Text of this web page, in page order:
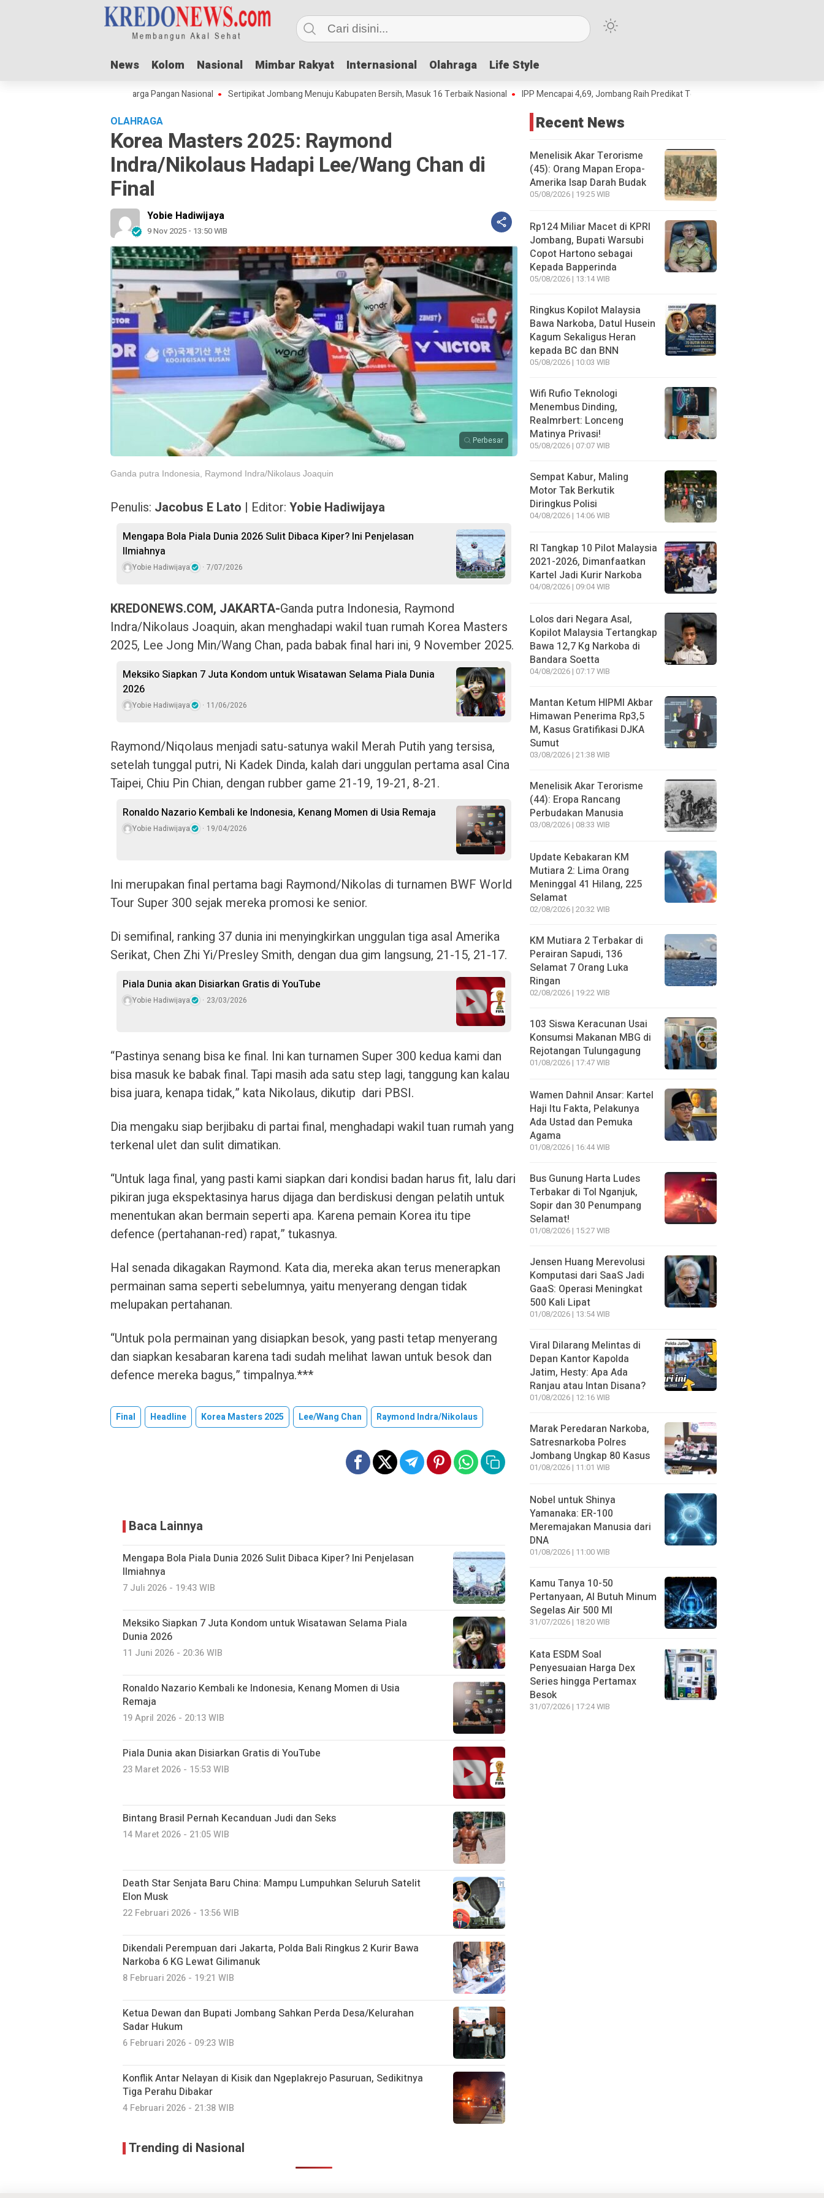
News Kolom Nasional Mimbar Rakyat Internasional Olahraga Life Style
News Kolom Nasional Mimbar Rakyat Internasional Olahraga Life Style
Adha Dorong Lonjakan Harga Pangan Nasional Sertipikat Jombang Menuju Kabupaten Bersih, Masuk 16 Terbaik Nasional IPP Mencapai 4,69, Jombang Raih Predikat Terbaik Jawa Timur dan Peringkat III Nasional
OLAHRAGA
Korea Masters 2025: Raymond
Indra/Nikolaus Hadapi Lee/Wang Chan di
Final
Yobie Hadiwijaya
9 Nov 2025 - 13:50 WIB
Perbesar
Ganda putra Indonesia, Raymond Indra/Nikolaus Joaquin
Penulis: Jacobus E Lato | Editor: Yobie Hadiwijaya
Mengapa Bola Piala Dunia 2026 Sulit Dibaca Kiper? Ini Penjelasan
Ilmiahnya
Yobie Hadiwijaya 7/07/2026
KREDONEWS.COM, JAKARTA-Ganda putra Indonesia, Raymond
Indra/Nikolaus Joaquin, akan menghadapi wakil tuan rumah Korea Masters
2025, Lee Jong Min/Wang Chan, pada babak final hari ini, 9 November 2025.
Meksiko Siapkan 7 Juta Kondom untuk Wisatawan Selama Piala Dunia
2026
Yobie Hadiwijaya 11/06/2026
Raymond/Niqolaus menjadi satu-satunya wakil Merah Putih yang tersisa,
setelah tunggal putri, Ni Kadek Dinda, kalah dari unggulan pertama asal Cina
Taipei, Chiu Pin Chian, dengan rubber game 21-19, 19-21, 8-21.
Ronaldo Nazario Kembali ke Indonesia, Kenang Momen di Usia Remaja
Yobie Hadiwijaya 19/04/2026
Ini merupakan final pertama bagi Raymond/Nikolas di turnamen BWF World
Tour Super 300 sejak mereka promosi ke senior.
Di semifinal, ranking 37 dunia ini menyingkirkan unggulan tiga asal Amerika
Serikat, Chen Zhi Yi/Presley Smith, dengan dua gim langsung, 21-15, 21-17.
Piala Dunia akan Disiarkan Gratis di YouTube
Yobie Hadiwijaya 23/03/2026
“Pastinya senang bisa ke final. Ini kan turnamen Super 300 kedua kami dan
bisa masuk ke babak final. Tapi masih ada satu step lagi, tanggung kan kalau
bisa juara, kenapa tidak,” kata Nikolaus, dikutip dari PBSI.
Dia mengaku siap berjibaku di partai final, menghadapi wakil tuan rumah yang
terkenal ulet dan sulit dimatikan.
“Untuk laga final, yang pasti kami siapkan dari kondisi badan harus fit, lalu dari
pikiran juga ekspektasinya harus dijaga dan berdiskusi dengan pelatih untuk
menentukan akan bermain seperti apa. Karena pemain Korea itu tipe
defence (pertahanan-red) rapat,” tukasnya.
Hal senada dikagakan Raymond. Kata dia, mereka akan terus menerapkan
permainan sama seperti sebelumnya, yaitu menyerang dengan tidak
melupakan pertahanan.
“Untuk pola permainan yang disiapkan besok, yang pasti tetap menyerang
dan siapkan kesabaran karena tadi sudah melihat lawan untuk besok dan
defence mereka bagus,” timpalnya.***
Final Headline Korea Masters 2025 Lee/Wang Chan Raymond Indra/Nikolaus
Baca Lainnya
Mengapa Bola Piala Dunia 2026 Sulit Dibaca Kiper? Ini Penjelasan
Ilmiahnya
7 Juli 2026 - 19:43 WIB
Meksiko Siapkan 7 Juta Kondom untuk Wisatawan Selama Piala
Dunia 2026
11 Juni 2026 - 20:36 WIB
Ronaldo Nazario Kembali ke Indonesia, Kenang Momen di Usia
Remaja
19 April 2026 - 20:13 WIB
Piala Dunia akan Disiarkan Gratis di YouTube
23 Maret 2026 - 15:53 WIB
Bintang Brasil Pernah Kecanduan Judi dan Seks
14 Maret 2026 - 21:05 WIB
Death Star Senjata Baru China: Mampu Lumpuhkan Seluruh Satelit
Elon Musk
22 Februari 2026 - 13:56 WIB
Dikendali Perempuan dari Jakarta, Polda Bali Ringkus 2 Kurir Bawa
Narkoba 6 KG Lewat Gilimanuk
8 Februari 2026 - 19:21 WIB
Ketua Dewan dan Bupati Jombang Sahkan Perda Desa/Kelurahan
Sadar Hukum
6 Februari 2026 - 09:23 WIB
Konflik Antar Nelayan di Kisik dan Ngeplakrejo Pasuruan, Sedikitnya
Tiga Perahu Dibakar
4 Februari 2026 - 21:38 WIB
Trending di Nasional
Recent News
Menelisik Akar Terorisme
(45): Orang Mapan Eropa-
Amerika Isap Darah Budak
05/08/2026 | 19:25 WIB
Rp124 Miliar Macet di KPRI
Jombang, Bupati Warsubi
Copot Hartono sebagai
Kepada Bapperinda
05/08/2026 | 13:14 WIB
Ringkus Kopilot Malaysia
Bawa Narkoba, Datul Husein
Kagum Sekaligus Heran
kepada BC dan BNN
05/08/2026 | 10:03 WIB
Wifi Rufio Teknologi
Menembus Dinding,
Realmrbert: Lonceng
Matinya Privasi!
05/08/2026 | 07:07 WIB
Sempat Kabur, Maling
Motor Tak Berkutik
Diringkus Polisi
04/08/2026 | 14:06 WIB
RI Tangkap 10 Pilot Malaysia
2021-2026, Dimanfaatkan
Kartel Jadi Kurir Narkoba
04/08/2026 | 09:04 WIB
Lolos dari Negara Asal,
Kopilot Malaysia Tertangkap
Bawa 12,7 Kg Narkoba di
Bandara Soetta
04/08/2026 | 07:17 WIB
Mantan Ketum HIPMI Akbar
Himawan Penerima Rp3,5
M, Kasus Gratifikasi DJKA
Sumut
03/08/2026 | 21:38 WIB
Menelisik Akar Terorisme
(44): Eropa Rancang
Perbudakan Manusia
03/08/2026 | 08:33 WIB
Update Kebakaran KM
Mutiara 2: Lima Orang
Meninggal 41 Hilang, 225
Selamat
02/08/2026 | 20:32 WIB
KM Mutiara 2 Terbakar di
Perairan Sapudi, 136
Selamat 7 Orang Luka
Ringan
02/08/2026 | 19:22 WIB
103 Siswa Keracunan Usai
Konsumsi Makanan MBG di
Rejotangan Tulungagung
01/08/2026 | 17:47 WIB
Wamen Dahnil Ansar: Kartel
Haji Itu Fakta, Pelakunya
Ada Ustad dan Pemuka
Agama
01/08/2026 | 16:44 WIB
Bus Gunung Harta Ludes
Terbakar di Tol Nganjuk,
Sopir dan 30 Penumpang
Selamat!
01/08/2026 | 15:27 WIB
Jensen Huang Merevolusi
Komputasi dari SaaS Jadi
GaaS: Operasi Meningkat
500 Kali Lipat
01/08/2026 | 13:54 WIB
Viral Dilarang Melintas di
Depan Kantor Kapolda
Jatim, Hesty: Apa Ada
Ranjau atau Intan Disana?
01/08/2026 | 12:16 WIB
Marak Peredaran Narkoba,
Satresnarkoba Polres
Jombang Ungkap 80 Kasus
01/08/2026 | 11:01 WIB
Nobel untuk Shinya
Yamanaka: ER-100
Meremajakan Manusia dari
DNA
01/08/2026 | 11:00 WIB
Kamu Tanya 10-50
Pertanyaan, AI Butuh Minum
Segelas Air 500 Ml
31/07/2026 | 18:20 WIB
Kata ESDM Soal
Penyesuaian Harga Dex
Series hingga Pertamax
Besok
31/07/2026 | 17:24 WIB